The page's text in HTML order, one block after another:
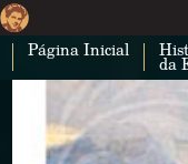
Página Inicial
da